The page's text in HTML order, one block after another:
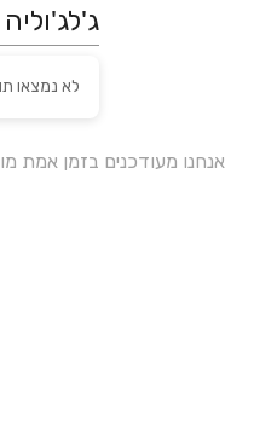
אנחנו מעודכנים בזמן אמת
לא נמצאו